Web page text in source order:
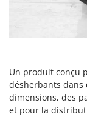
Groupes
Hachoirs à
Herses à
Einhell
Elegen
Un produit conçu
désherbants dans
dimensions, des
et pour la